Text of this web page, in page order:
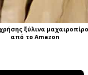
ξύλινα
από το Amazon